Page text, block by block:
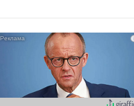
псевдонаучной фантастики,
стало всерьез обсуждаемой